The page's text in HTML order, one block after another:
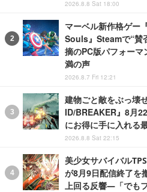
2026.8.8 Sat 18:00
マーベル新作格ゲ
Souls』Steamで“賛
摘のPC版パフォーマ
満の声
2026.8.7 Fri 12:21
建物ごと敵をぶっ壊
ID/BREAKER』8月
にお得に手に入れる
2026.8.8 Sat 22:15
美少女サバイバル
が8月9日配信終了を
上回る反響―「でも